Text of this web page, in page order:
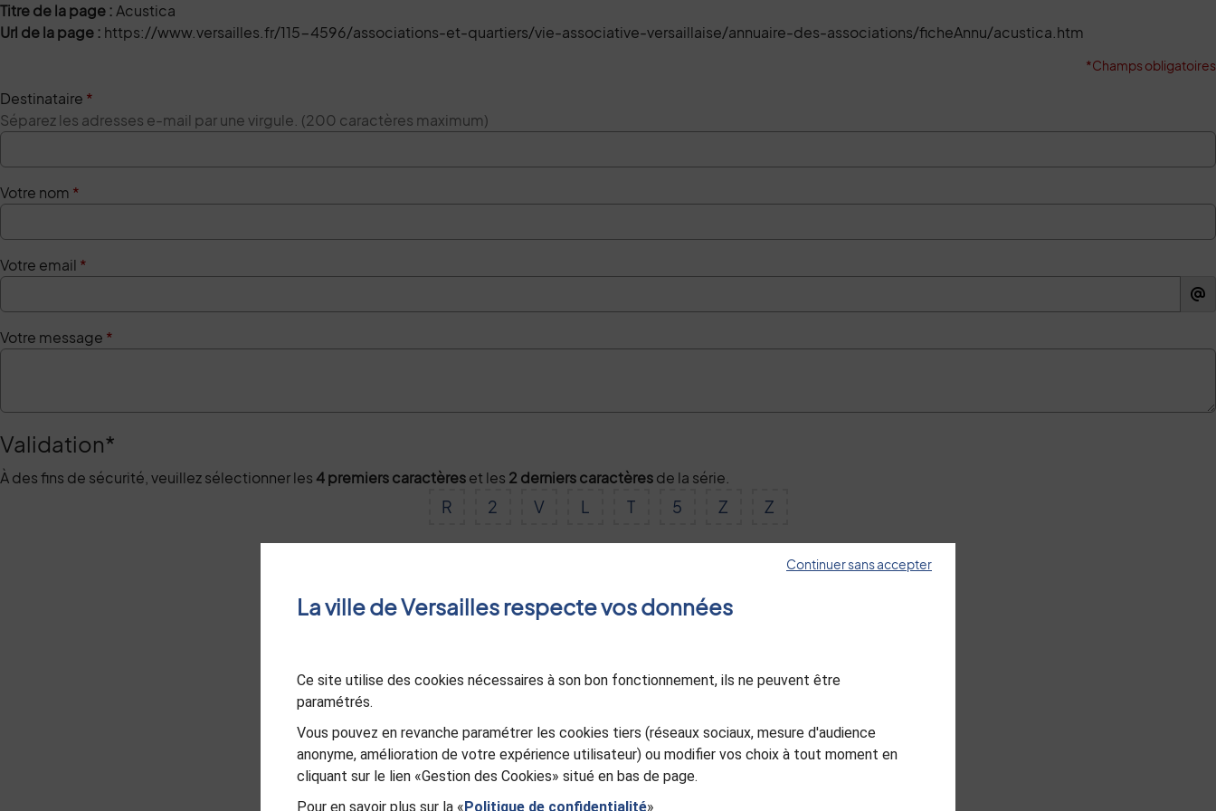
Titre de la page : Acustica
Url de la page : https://www.versailles.fr/115-4596/associations-et-quartiers/vie-associative-versaillaise/annuaire-des-associations/ficheAnnu/acustica.htm
*Champs obligatoires
Destinataire *
Séparez les adresses e-mail par une virgule. (200 caractères maximum)
Votre nom *
Votre email *
Votre message *
Validation*
À des fins de sécurité, veuillez sélectionner les 4 premiers caractèreset les 2 derniers caractèresde la série.
R 2 V L T 5 Z Z
Continuer sans accepter
La ville de Versailles respecte vos données
Ce site utilise des cookies nécessaires à son bon fonctionnement, ils ne peuvent être
paramétrés.
Vous pouvez en revanche paramétrer les cookies tiers (réseaux sociaux, mesure d'audience
anonyme, amélioration de votre expérience utilisateur) ou modifier vos choix à tout moment en
cliquant sur le lien «Gestion des Cookies» situé en bas de page.
Pour en savoir plus sur la «Politique de confidentialité»